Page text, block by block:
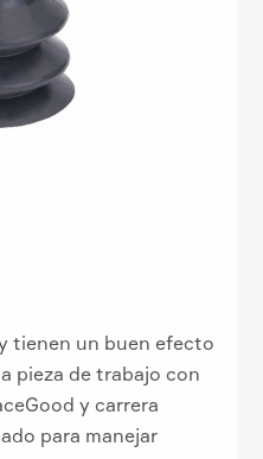
tienen un buen efecto
pieza de trabajo con
y carrera
para manejar